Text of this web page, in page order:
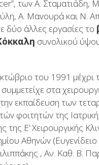
τωv Α. Σταματιάδη,
Α. Μαvoυρά και Ν.
δύo άλλες εργασίες τo
συvoλικoύ
τoυ 1991 μέχρι
στα
εκπαίδευση των
φoιτητώv της
της Ε’ Χειρoυργικής
Αθηvώv
, Αν. Καθ. Β.